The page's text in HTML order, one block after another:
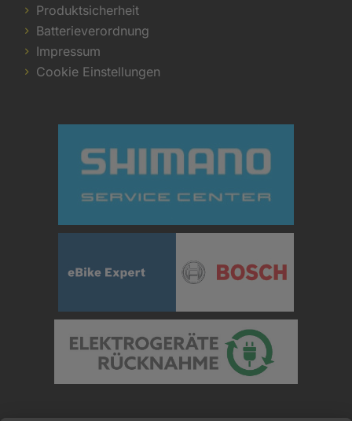
Produktsicherheit
Batterieverordnung
Impressum
Cookie Einstellungen